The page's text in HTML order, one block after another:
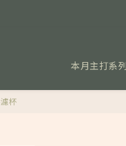
本月主打系
杯